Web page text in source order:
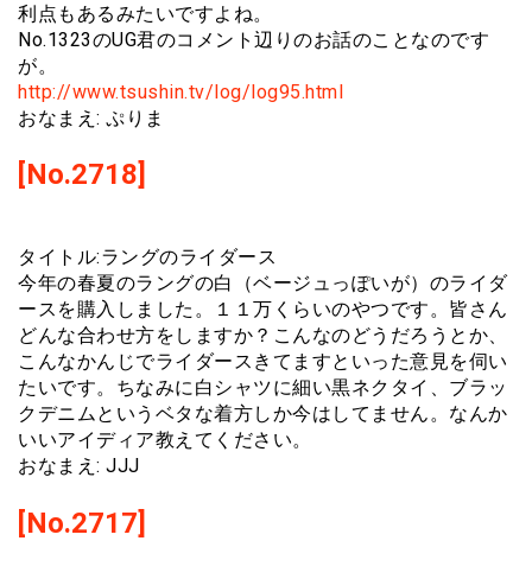
利点もあるみたいですよね。
No.1323のUG君のコメント辺りのお話のことなのです
が。
http://www.tsushin.tv/log/log95.html
おなまえ: ぷりま
[No.2718]
タイトル:ラングのライダース
今年の春夏のラングの白（ベージュっぽいが）のライダ
ースを購入しました。１１万くらいのやつです。皆さん
どんな合わせ方をしますか？こんなのどうだろうとか、
こんなかんじでライダースきてますといった意見を伺い
たいです。ちなみに白シャツに細い黒ネクタイ、ブラッ
クデニムというベタな着方しか今はしてません。なんか
いいアイディア教えてください。
おなまえ: JJJ
[No.2717]